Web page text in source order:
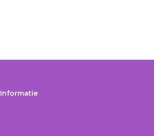
Informatie